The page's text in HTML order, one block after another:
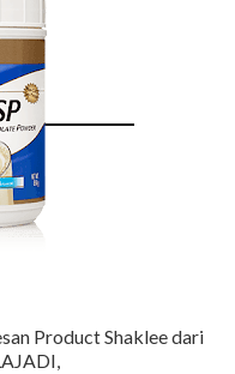
Product Shaklee dari